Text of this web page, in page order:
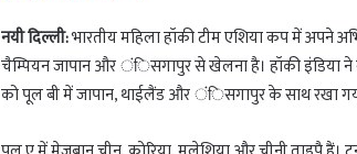
a
t
s
p
l
e
g
a
o
g
g
r
a
r
e
नयी दिल्ली:भारतीय महिला हॉकी टीम एशिया कप में
चैम्पियन जापान और ंिसगापुर से खेलना है। हॉकी इंडिया ने
को पूल बी में जापान, थाईलैंड और ंिसगापुर के साथ रखा